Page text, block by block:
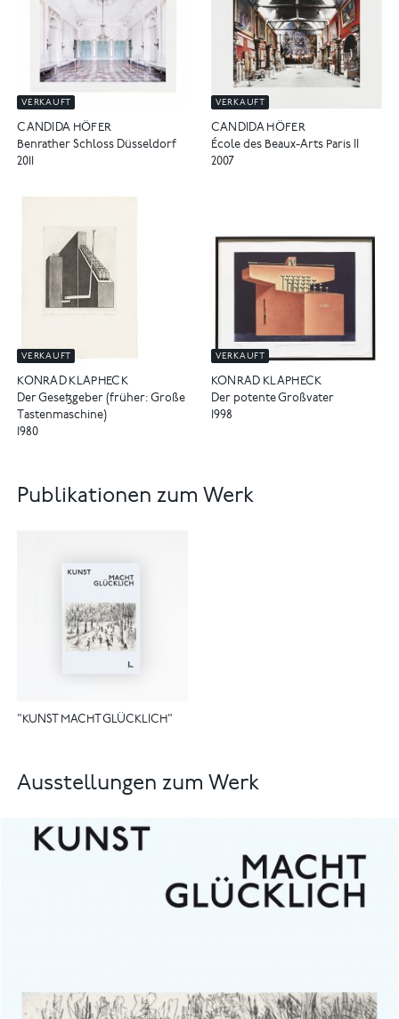
VERKAUFT
CANDIDA HÖFER
Benrather Schloss Düsseldorf
2011
VERKAUFT
CANDIDA HÖFER
École des Beaux-Arts Paris II
2007
VERKAUFT
KONRAD KLAPHECK
Der Gesetzgeber (früher: Große
Tastenmaschine)
1980
VERKAUFT
KONRAD KLAPHECK
Der potente Großvater
1998
Publikationen zum Werk
"KUNST MACHT GLÜCKLICH"
Ausstellungen zum Werk